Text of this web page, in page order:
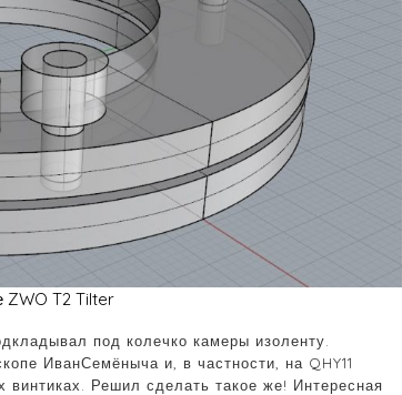
ZWO T2 Tilter
под колечко камеры изоленту.
ИванСемёныча и, в частности, на QHY11
винтиках. Решил сделать такое же! Интересная